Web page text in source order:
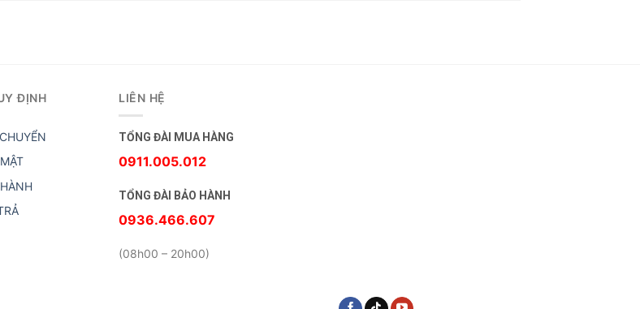
ĐỊNH LIÊN HỆ
TỔNG ĐÀI MUA HÀNG
0911.005.012
TỔNG ĐÀI BẢO HÀNH
0936.466.607
(08h00 – 20h00)